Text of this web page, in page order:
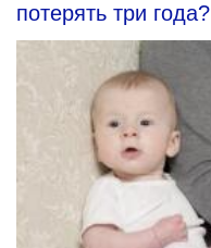
потерять три года?